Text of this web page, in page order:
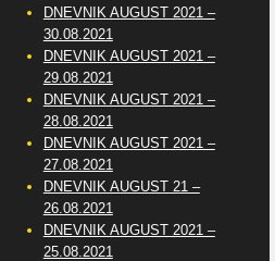
DNEVNIK AUGUST 2021 –
30.08.2021
DNEVNIK AUGUST 2021 –
29.08.2021
DNEVNIK AUGUST 2021 –
28.08.2021
DNEVNIK AUGUST 2021 –
27.08.2021
DNEVNIK AUGUST 21 –
26.08.2021
DNEVNIK AUGUST 2021 –
25.08.2021